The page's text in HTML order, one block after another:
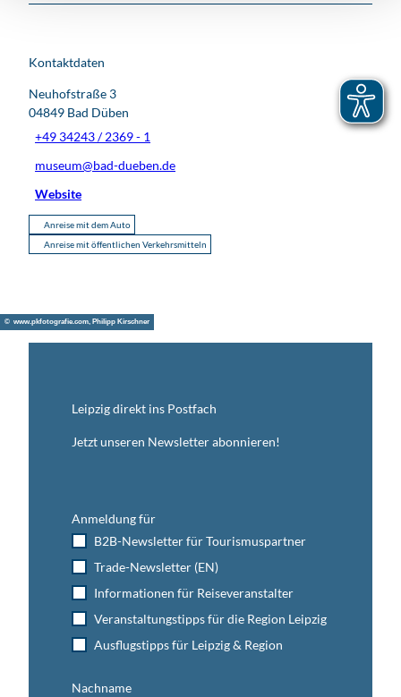
Kontaktdaten
Neuhofstraße 3
04849 Bad Düben
+49 34243 / 2369 - 1
museum@bad-dueben.de
Website
Anreise mit dem Auto
Anreise mit öffentlichen Verkehrsmitteln
© www.pkfotografie.com, Philipp Kirschner
Leipzig direkt ins Postfach
Jetzt unseren Newsletter abonnieren!
Anmeldung für
B2B-Newsletter für Tourismuspartner
Trade-Newsletter (EN)
Informationen für Reiseveranstalter
Veranstaltungstipps für die Region Leipzig
Ausflugstipps für Leipzig & Region
Nachname